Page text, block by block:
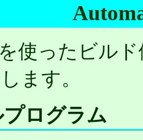
を使ったビル
ます。
ログラム